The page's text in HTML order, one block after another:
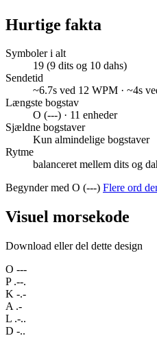
Hurtige fakta
Symboler i alt
19 (9 dits og 10 dahs)
Sendetid
~6.7s ved 12 WPM · ~4s
Længste bogstav
O (---) · 11 enheder
Sjældne bogstaver
Kun almindelige bogstaver
Rytme
balanceret mellem dits og
Begynder med O (---) Flere ord
Visuel morsekode
Download eller del dette design
O ---
P .--.
K -.-
A .-
L .-..
D -..